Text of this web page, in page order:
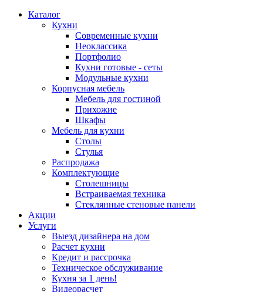
Каталог
Кухни
Современные кухни
Неоклассика
Портфолио
Кухни готовые - сеты
Модульные кухни
Корпусная мебель
Мебель для гостиной
Прихожие
Шкафы
Мебель для кухни
Столы
Стулья
Распродажа
Комплектующие
Столешницы
Встраиваемая техника
Стеклянные стеновые панели
Акции
Услуги
Выезд дизайнера на дом
Расчет кухни
Кредит и рассрочка
Техническое обслуживание
Кухня за 1 день!
Видеорасчет